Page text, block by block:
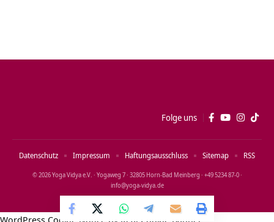
Folge uns
© 2026 Yoga Vidya e.V. · Yogaweg 7 · 32805 Horn‑Bad Meinberg · +49 5234 87‑0 ·
info@yoga‑vidya.de
Datenschutz Impressum Haftungsausschluss Sitemap RSS
WordPress Cookie Notice by Real Cookie Banner